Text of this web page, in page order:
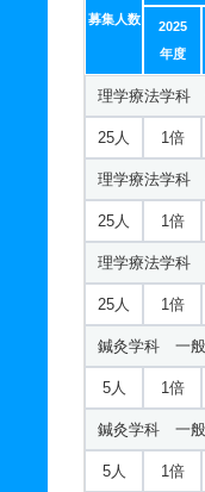
募集人数
2025
年度
理学療法学科
25人 1倍
理学療法学科
25人 1倍
理学療法学科
25人 1倍
鍼灸学科 一
5人 1倍
鍼灸学科 一
5人 1倍